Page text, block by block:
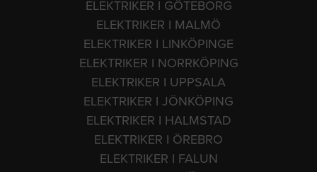
ELEKTRIKER I GÖTEBORG
ELEKTRIKER I MALMÖ
ELEKTRIKER I LINKÖPINGE
ELEKTRIKER I NORRKÖPING
ELEKTRIKER I UPPSALA
ELEKTRIKER I JÖNKÖPING
ELEKTRIKER I HALMSTAD
ELEKTRIKER I ÖREBRO
ELEKTRIKER I FALUN